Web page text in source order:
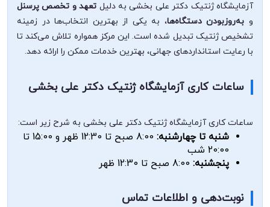
آزمایشگاه ژنتیک دکتر علی بخشی به دلیل تعهد و تخصص پرسنل
و به‌روزبودن دستگاه‌ها، به یکی از بهترین انتخاب‌ها در زمینه
تشخیص ژنتیک تبدیل شده است. این مرکز همواره تلاش می‌کند تا
با رعایت استانداردهای جهانی، بهترین خدمات ممکن را ارائه دهد.
ساعات کاری آزمایشگاه ژنتیک دکتر علی بخشی
ساعات کاری آزمایشگاه ژنتیک دکتر علی بخشی به شرح زیر است:
شنبه تا چهارشنبه:
8:00 صبح تا 12:30 ظهر و 15:00 تا
20:00 شب
پنجشنبه:
نوبت‌دهی و اطلاعات تماس